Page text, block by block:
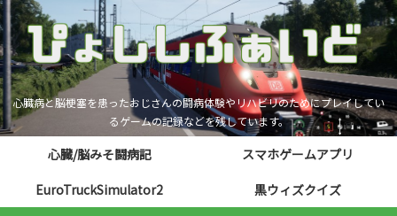
心臓病と脳梗塞を患ったおじさんの闘病体験やリハビリのためにプレイしてい
るゲームの記録などを残しています。
心臓/脳みそ闘病記
スマホゲームアプリ
EuroTruckSimulator2
黒ウィズクイズ